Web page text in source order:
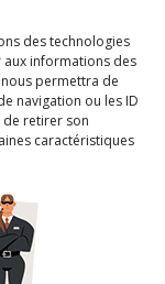
des technologies
informations des
permettra de
navigation ou les ID
de retirer son
caractéristiques